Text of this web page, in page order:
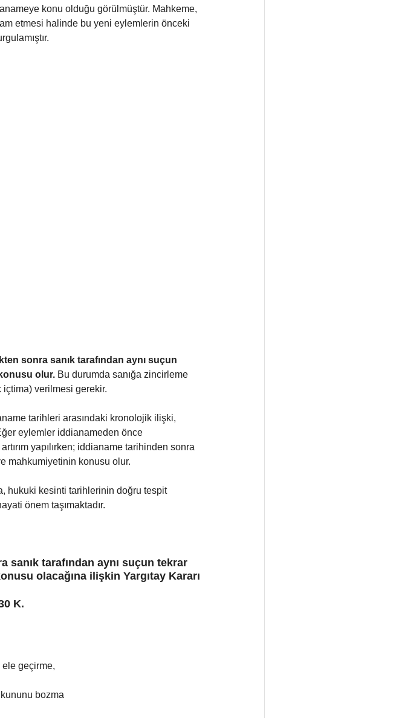
konu olduğu görülmüştür. Mahkeme,
etmesi halinde bu yeni eylemlerin önceki
sonra sanık tarafından aynı suçun
olur. Bu durumda sanığa zincirleme
içtima) verilmesi gerekir.
tarihleri arasındaki kronolojik ilişki,
eylemler iddianameden önce
yapılırken; iddianame tarihinden sonra
mahkumiyetinin konusu olur.
hukuki kesinti tarihlerinin doğru tespit
önem taşımaktadır.
sanık tarafından aynı suçun tekrar
olacağına ilişkin Yargıtay Kararı
K.
ele geçirme,
bozma